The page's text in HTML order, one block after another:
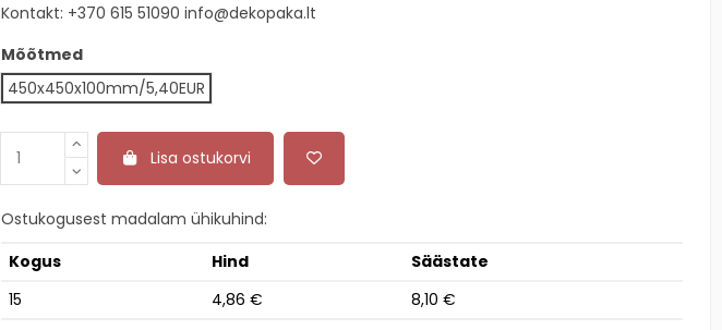
Kontakt: +370 615 51090 info@dekopaka.lt
Mõõtmed
450x450x100mm/5,40EUR
Lisa ostukorvi
Ostukogusest madalam ühikuhind:
Kogus
Hind
Säästate
15
4,86 € 8,10 €